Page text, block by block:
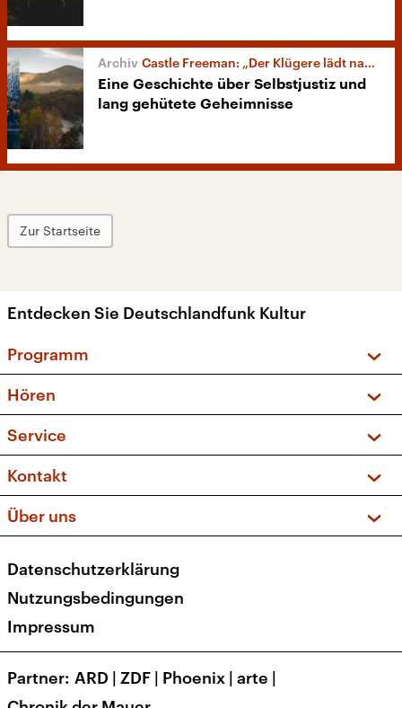
Castle Freeman: „Der Klügere lädt nach“
Eine Geschichte über Selbstjustiz und
lang gehütete Geheimnisse
Zur Startseite
Entdecken Sie Deutschlandfunk Kultur
Programm
Sendungen und Podcasts
Musikliste
Kakadu – Das Kinderprogramm
Hören
Frequenzen (UKW + DAB+)
Service
FAQ
Apps
Newsletter
Veranstaltungen
Kontakt
Social Media
Über uns
Presse
Karriere
Transparenz
Datenschutzerklärung
Nutzungsbedingungen
Impressum
Partner ARD | ZDF | Phoenix | arte |